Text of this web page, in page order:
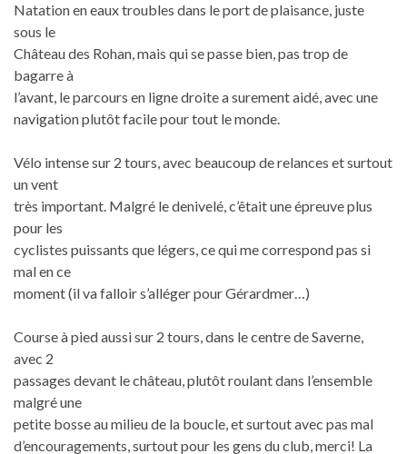
Natation en eaux troubles dans le port de plaisance, juste
sous le
Château des Rohan, mais qui se passe bien, pas trop de
bagarre à
l’avant, le parcours en ligne droite a surement aidé, avec une
navigation plutôt facile pour tout le monde.
Vélo intense sur 2 tours, avec beaucoup de relances et surtout
un vent
très important. Malgré le denivelé, c’êtait une épreuve plus
pour les
cyclistes puissants que légers, ce qui me correspond pas si
mal en ce
moment (il va falloir s’alléger pour Gérardmer…)
Course à pied aussi sur 2 tours, dans le centre de Saverne,
avec 2
passages devant le château, plutôt roulant dans l’ensemble
malgré une
petite bosse au milieu de la boucle, et surtout avec pas mal
d’encouragements, surtout pour les gens du club, merci! La